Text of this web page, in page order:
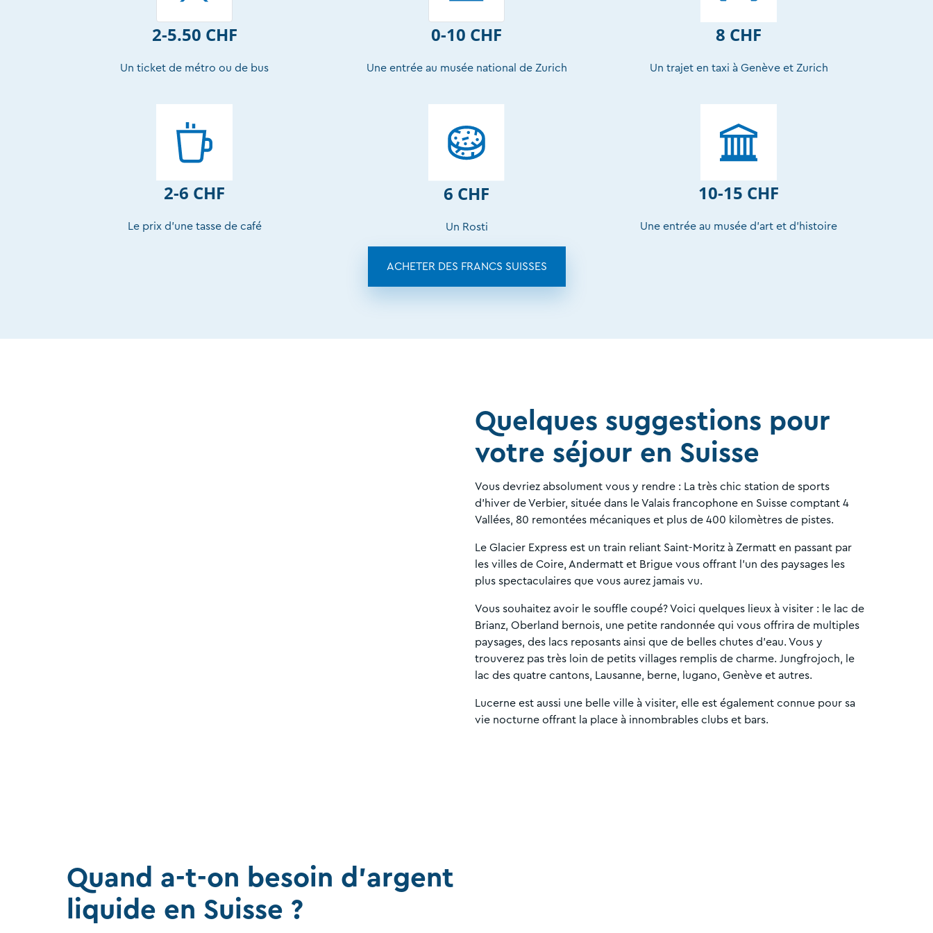
2-5.50 CHF
Un ticket de métro ou de bus
2-6 CHF
Le prix d’une tasse de café
0-10 CHF
Une entrée au musée national de Zurich
6 CHF
Un Rosti
8 CHF
Un trajet en taxi à Genève et Zurich
10-15 CHF
Une entrée au musée d’art et d’histoire
ACHETER DES FRANCS SUISSES
Quelques suggestions pour
votre séjour en Suisse
Vous devriez absolument vous y rendre : La très chic station de sports
d’hiver de Verbier, située dans le Valais francophone en Suisse comptant 4
Vallées, 80 remontées mécaniques et plus de 400 kilomètres de pistes.
Le Glacier Express est un train reliant Saint-Moritz à Zermatt en passant par
les villes de Coire, Andermatt et Brigue vous offrant l’un des paysages les
plus spectaculaires que vous aurez jamais vu.
Vous souhaitez avoir le souffle coupé? Voici quelques lieux à visiter : le lac de
Brianz, Oberland bernois, une petite randonnée qui vous offrira de multiples
paysages, des lacs reposants ainsi que de belles chutes d’eau. Vous y
trouverez pas très loin de petits villages remplis de charme. Jungfrojoch, le
lac des quatre cantons, Lausanne, berne, lugano, Genève et autres.
Lucerne est aussi une belle ville à visiter, elle est également connue pour sa
vie nocturne offrant la place à innombrables clubs et bars.
Quand a-t-on besoin d'argent
liquide en Suisse ?